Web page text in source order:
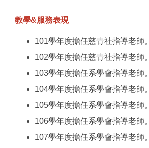
教學&服務表現
101學年度擔任慈青社指導老師。
102學年度擔任慈青社指導老師。
103學年度擔任系學會指導老師。
104學年度擔任系學會指導老師。
105學年度擔任系學會指導老師。
106學年度擔任系學會指導老師。
107學年度擔任系學會指導老師。